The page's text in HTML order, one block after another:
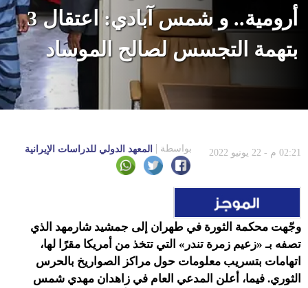
أرومية.. و شمس آبادي: اعتقال 3
بتهمة التجسس لصالح الموساد
02:21 م - 22 يونيو 2022 بواسطة المعهد الدولي للدراسات الإيرانية
وجّهت محكمة الثورة في طهران إلى جمشيد شارمهد الذي
تصفه بـ «زعيم زمرة تندر» التي تتخذ من أمريكا مقرًا لها،
اتهامات بتسريب معلومات حول مراكز الصواريخ بالحرس
الثوري. فيما، أعلن المدعي العام في زاهدان مهدي شمس